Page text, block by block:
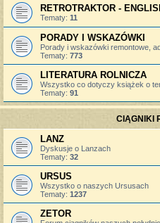
RETROTRAKTOR -
Tematy: 11
PORADY I WSKAZÓWKI
Porady i wskazówki remontowe,
Tematy: 773
LITERATURA ROLNICZA
Wszystko co dotyczy książek o
Tematy: 91
CIĄGNIKI
LANZ
Dyskusje o Lanzach
Tematy: 32
URSUS
Wszystko o naszych Ursusach
Tematy: 1237
ZETOR